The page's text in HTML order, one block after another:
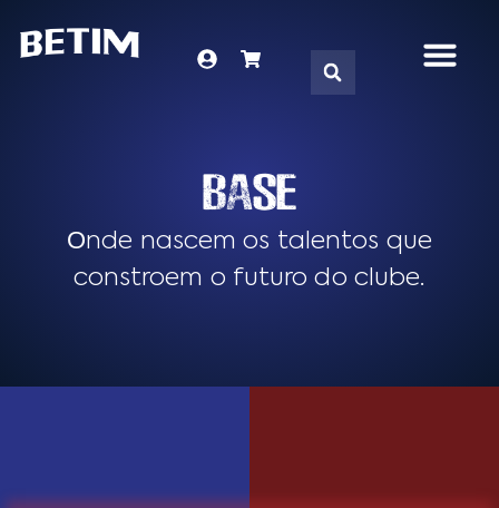
BASE
Onde nascem os talentos que
constroem o futuro do clube.